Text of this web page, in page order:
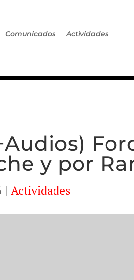
Comunicados Actividades
y por
|Actividades